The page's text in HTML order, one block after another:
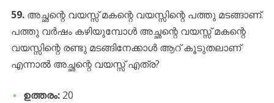
59.അച്ഛന്റെ വയസ്സ് മകന്റെ വയസ്സിന്റെ പത്തു മടങ്ങാണ്.
പത്തു വർഷം കഴിയുമ്പോൾ അച്ഛന്റെ വയസ്സ് മകന്റെ
വയസ്സിന്റെ രണ്ടു മടങ്ങിനേക്കാൾ ആറ് കൂടുതലാണ്
എന്നാൽ അച്ഛന്റെ വയസ്സ് എത്ര?
ഉത്തരം:20